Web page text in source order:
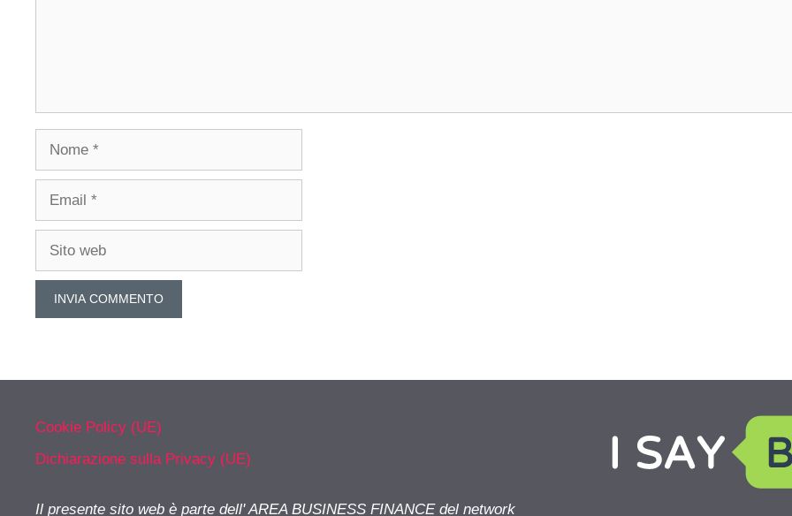
Nome
Email
Sito
Cookie Policy (UE)
Dichiarazione sulla Privacy (UE)
Il presente sito web è parte dell' AREA BUSINESS FINANCE del network